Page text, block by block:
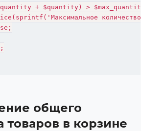
+ $quantity) >
общего
товаров в корзине